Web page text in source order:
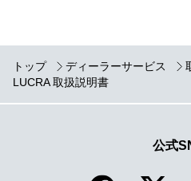
トップ ディーラーサービス
LUCRA 取扱説明書
公式